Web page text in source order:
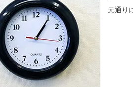
元通り